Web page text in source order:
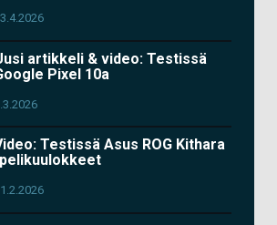
artikkeli & video: Testissä
Pixel 10a
Testissä Asus ROG Kithara